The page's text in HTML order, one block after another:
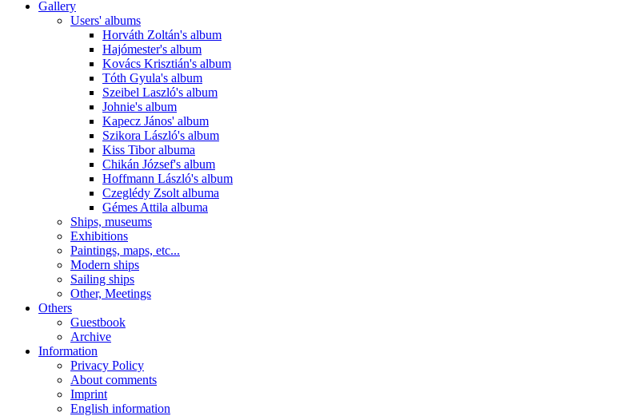
Gallery
Users' albums
Horváth Zoltán's album
Hajómester's album
Kovács Krisztián's album
Tóth Gyula's album
Szeibel Laszló's album
Johnie's album
Kapecz János' album
Szikora László's album
Kiss Tibor albuma
Chikán József's album
Hoffmann László's album
Czeglédy Zsolt albuma
Gémes Attila albuma
Ships, museums
Exhibitions
Paintings, maps, etc...
Modern ships
Sailing ships
Other, Meetings
Others
Guestbook
Archive
Information
Privacy Policy
About comments
Imprint
English information